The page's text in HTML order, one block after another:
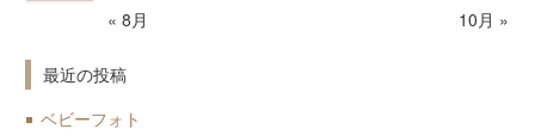
« 8月
10月 »
最近の投稿
ベビーフォト